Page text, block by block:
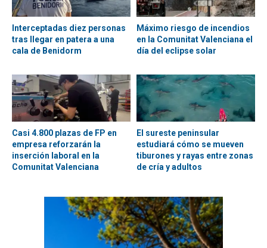
Interceptadas diez personas
tras llegar en patera a una
cala de Benidorm
Máximo riesgo de incendios
en la Comunitat Valenciana el
día del eclipse solar
Casi 4.800 plazas de FP en
empresa reforzarán la
inserción laboral en la
Comunitat Valenciana
El sureste peninsular
estudiará cómo se mueven
tiburones y rayas entre zonas
de cría y adultos